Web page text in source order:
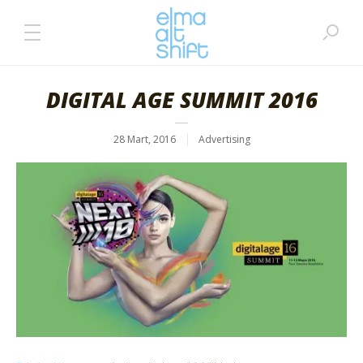
DIGITAL AGE SUMMIT 2016
28 Mart, 2016 Advertising